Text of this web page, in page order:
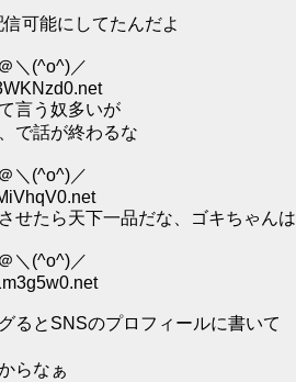
可能にしてたんだよ
＼(^o^)／
言う奴多いが
で話が終わるな
＼(^o^)／
せたら天下一品だな、ゴキちゃんは
＼(^o^)／
るとSNSのプロフィールに書いて
らなぁ